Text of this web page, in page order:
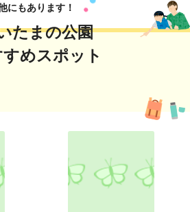
にもあります！
たまの公園
めスポット